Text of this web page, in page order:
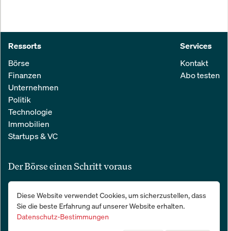
Ressorts
Börse
Finanzen
Unternehmen
Politik
Technologie
Immobilien
Startups & VC
Services
Kontakt
Abo testen
Der Börse einen Schritt voraus
Alle relevanten Nachrichten aus Wirtschaft und Finanzen in einer
einfachen E-Mail. 100 % kostenlos:
Diese Website verwendet Cookies, um sicherzustellen, dass
Sie die beste Erfahrung auf unserer Website erhalten.
Datenschutz-Bestimmungen